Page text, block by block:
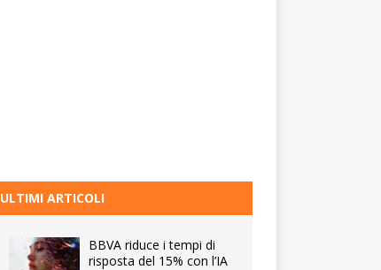
ULTIMI ARTICOLI
BBVA riduce i tempi di
risposta del 15% con l’IA